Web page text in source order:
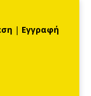
| Εγγραφή